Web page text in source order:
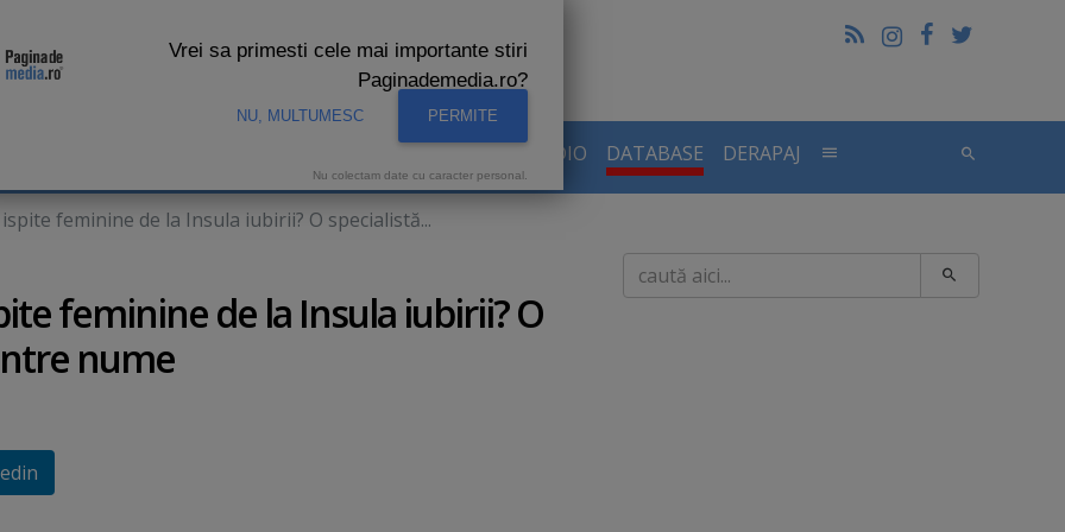
AUDIENTE RADIO DATABASE DERAPAJ
feminine de la Insula iubirii? O specialistă...
feminine de la Insula iubirii? O
nume
Caută
Vrei sa primesti cele mai importante stiri
Paginademedia.ro?
NU, MULTUMESC PERMITE
Nu colectam date cu caracter personal.